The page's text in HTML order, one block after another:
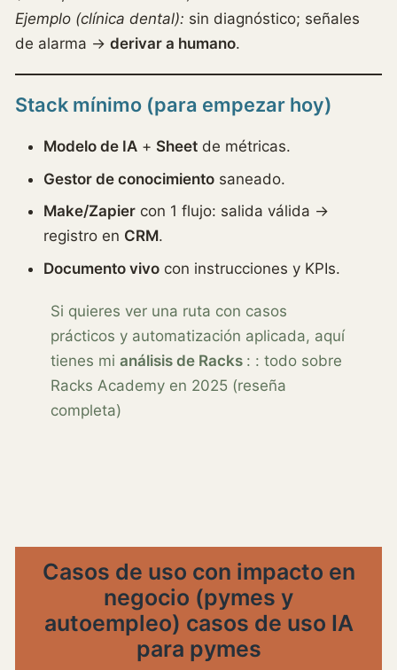
Ejemplo (clínica dental): sin diagnóstico; señales
de alarma → derivar a humano.
Stack mínimo (para empezar hoy)
Modelo de IA + Sheet de métricas.
Gestor de conocimiento saneado.
Make/Zapier con 1 flujo: salida válida →
registro en CRM.
Documento vivo con instrucciones y KPIs.
Si quieres ver una ruta con casos
prácticos y automatización aplicada, aquí
tienes mi análisis de Racks : : todo sobre
Racks Academy en 2025 (reseña
completa)
Casos de uso con impacto en
negocio (pymes y
autoempleo) casos de uso IA
para pymes